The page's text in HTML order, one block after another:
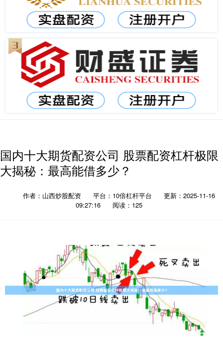
国内十大期货配资公司 股票配资杠杆极限
大揭秘：最高能借多少？
作者：山西炒股配资 平台：10倍杠杆平台
更新：2025-11-16
09:27:16
阅读：125